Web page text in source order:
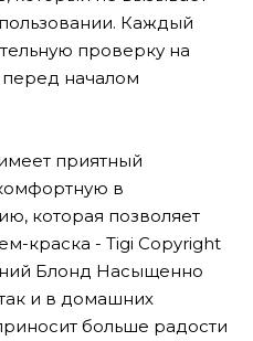
Каждый
проверку на
перед началом
приятный
в
которая позволяет
краска - Tigi Copyright
Блонд Насыщенно
и в домашних
больше радости